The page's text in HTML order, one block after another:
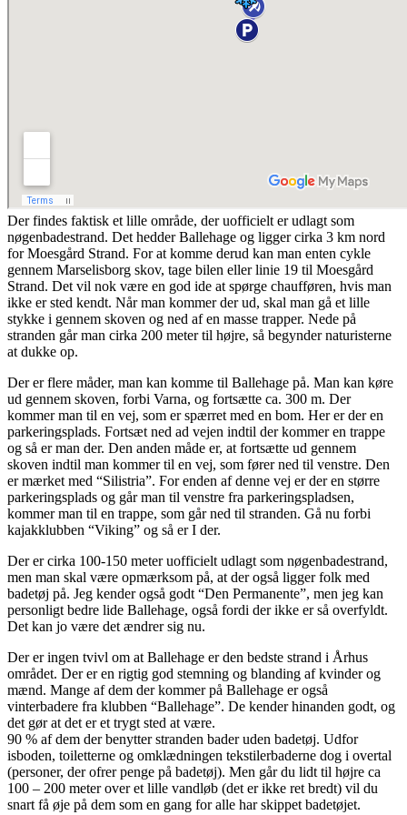
Der findes faktisk et lille område, der uofficielt er udlagt som
nøgenbadestrand. Det hedder Ballehage og ligger cirka 3 km nord
for Moesgård Strand. For at komme derud kan man enten cykle
gennem Marselisborg skov, tage bilen eller linie 19 til Moesgård
Strand. Det vil nok være en god ide at spørge chaufføren, hvis man
ikke er sted kendt. Når man kommer der ud, skal man gå et lille
stykke i gennem skoven og ned af en masse trapper. Nede på
stranden går man cirka 200 meter til højre, så begynder naturisterne
at dukke op.
Der er flere måder, man kan komme til Ballehage på. Man kan køre
ud gennem skoven, forbi Varna, og fortsætte ca. 300 m. Der
kommer man til en vej, som er spærret med en bom. Her er der en
parkeringsplads. Fortsæt ned ad vejen indtil der kommer en trappe
og så er man der. Den anden måde er, at fortsætte ud gennem
skoven indtil man kommer til en vej, som fører ned til venstre. Den
er mærket med “Silistria”. For enden af denne vej er der en større
parkeringsplads og går man til venstre fra parkeringspladsen,
kommer man til en trappe, som går ned til stranden. Gå nu forbi
kajakklubben “Viking” og så er I der.
Der er cirka 100-150 meter uofficielt udlagt som nøgenbadestrand,
men man skal være opmærksom på, at der også ligger folk med
badetøj på. Jeg kender også godt “Den Permanente”, men jeg kan
personligt bedre lide Ballehage, også fordi der ikke er så overfyldt.
Det kan jo være det ændrer sig nu.
Der er ingen tvivl om at Ballehage er den bedste strand i Århus
området. Der er en rigtig god stemning og blanding af kvinder og
mænd. Mange af dem der kommer på Ballehage er også
vinterbadere fra klubben “Ballehage”. De kender hinanden godt, og
det gør at det er et trygt sted at være.
90 % af dem der benytter stranden bader uden badetøj. Udfor
isboden, toiletterne og omklædningen tekstilerbaderne dog i overtal
(personer, der ofrer penge på badetøj). Men går du lidt til højre ca
100 – 200 meter over et lille vandløb (det er ikke ret bredt) vil du
snart få øje på dem som en gang for alle har skippet badetøjet.